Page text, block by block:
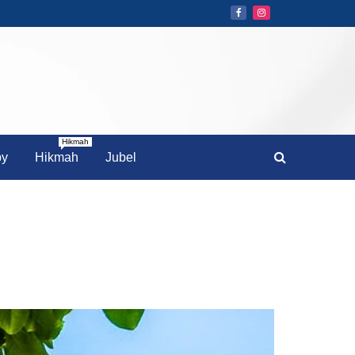
Hikmah
Hikmah
Jubel